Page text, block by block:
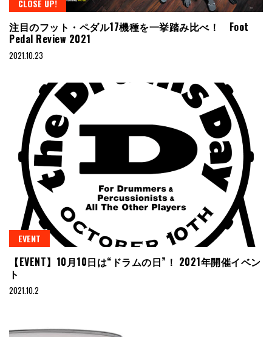
CLOSE UP!
注目のフット・ペダル17機種を一挙踏み比べ！ Foot
Pedal Review 2021
2021.10.23
EVENT
【EVENT】10月10日は“ドラムの日”！ 2021年開催イベン
ト
2021.10.2